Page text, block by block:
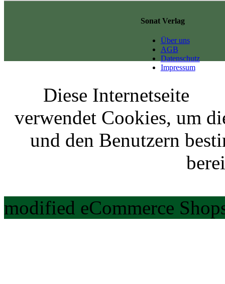
Sonat Verlag
Über uns
AGB
Datenschutz
Impressum
Diese Internetseite
verwendet Cookies, um
und den Benutzern
modified eCommerce